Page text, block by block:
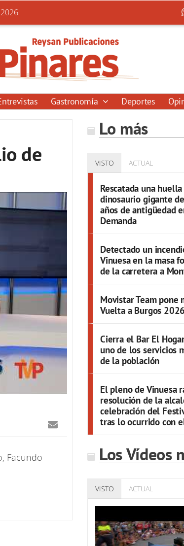
Gastronomía Deportes
de
Facundo
Lo más
VISTO ACTUAL
Rescatada una
dinosaurio gigante
años de antigüedad
Demanda
Detectado un
Vinuesa en la masa
de la carretera a
Movistar Team pone
Vuelta a Burgos 2026
Cierra el Bar El
uno de los servicios
de la población
El pleno de Vinuesa
resolución de la
celebración del
tras lo ocurrido con
Los Vídeos
VISTO ACTUAL